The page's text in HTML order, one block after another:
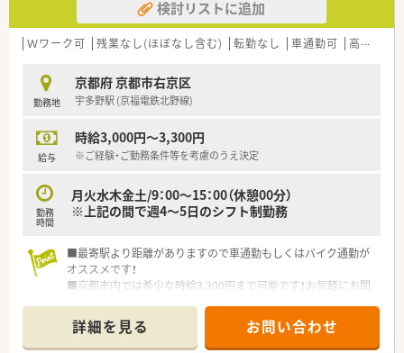
検討リストに追加
Ｗワーク可 残業なし(ほぼなし含む) 転勤なし 車通勤可 高時給(2,500円以上)
勤務地
京都府 京都市右京区
宇多野駅 (京福電鉄北野線)
給与
時給3,000円～3,300円
※ご経験・ご勤務条件等を考慮のうえ決定
勤務
時間
月火水木金土/9：00～15：00（休憩00分）
※上記の間で週4～5日のシフト制勤務
■最寄駅より距離がありますので車通勤もしくはバイク通勤が
オススメです！
■京都市内では希少な時給3,300円まで可能です！お気軽にお問
詳細を見る お問い合わせ